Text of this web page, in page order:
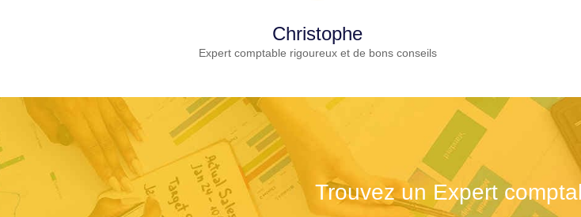
Christophe
Expert comptable rigoureux et de bons conseils
Trouvez un Expert